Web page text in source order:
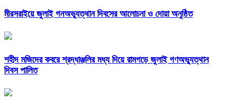
মীরসরাইয়ে জুলাই গনঅভ্যুত্থান দিবসের আলোচনা ও দোয়া অনুষ্ঠিত
শহীদ মজিদের কবরে শ্রদ্ধাঞ্জলির মধ্য দিয়ে রামগড়ে জুলাই গণঅভ্যুত্থান
দিবস পালিত